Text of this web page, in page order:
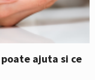
ajuta si ce